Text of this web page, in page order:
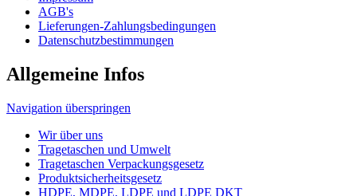
Wir über uns
Tragetaschen und Umwelt
Tragetaschen Verpackungsgesetz
Produktsicherheitsgesetz
HDPE, MDPE, LDPE und LDPE DKT
Unser Tragetaschenmarkt Werbetaschen-Blog
from omn